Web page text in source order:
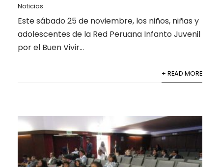
Noticias
Este sábado 25 de noviembre, los niños, niñas y
adolescentes de la Red Peruana Infanto Juvenil
por el Buen Vivir...
+ READ MORE